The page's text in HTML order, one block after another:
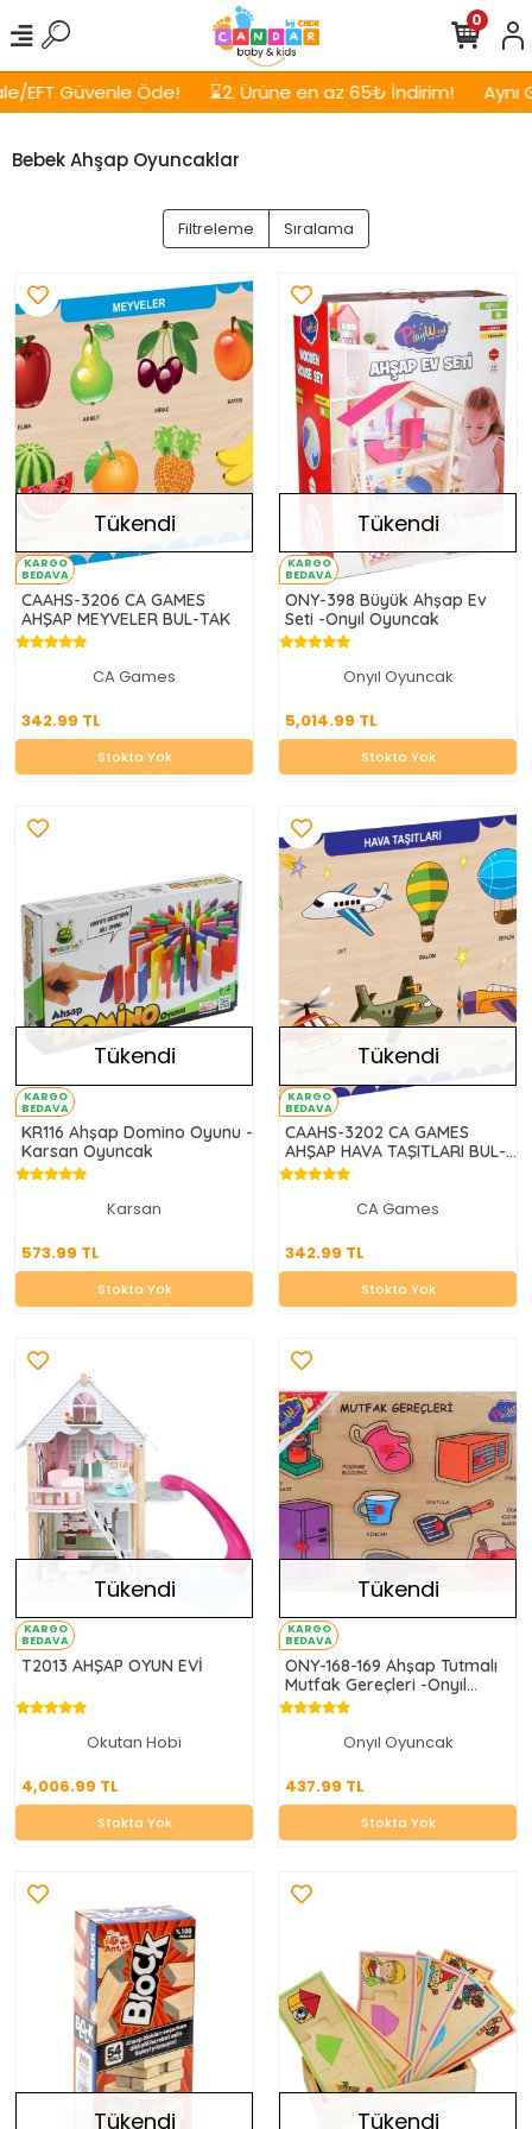
Öde! ⌛2. Ürüne en az 65₺ İndirim! Aynı Gün,
0
Bebek Ahşap Oyuncaklar
Filtreleme Sıralama
KARGO
BEDAVA
Tükendi
CAAHS-3206 CA GAMES
AHŞAP MEYVELER BUL-TAK
CA Games
342.99 TL
342.99 TL
Stokta Yok
KARGO
BEDAVA
Tükendi
ONY-398 Büyük Ahşap Ev
Seti -Onyıl Oyuncak
Onyıl Oyuncak
5,014.99 TL
5,014.99 TL
Stokta Yok
Stokta Yok
KARGO
BEDAVA
Tükendi
KR116 Ahşap Domino Oyunu -
Karsan Oyuncak
Karsan
573.99 TL
573.99 TL
Stokta Yok
KARGO
BEDAVA
Tükendi
CAAHS-3202 CA GAMES
AHŞAP HAVA TAŞITLARI BUL-
TAK
CA Games
342.99 TL
342.99 TL
Stokta Yok
KARGO
BEDAVA
Tükendi
T2013 AHŞAP OYUN EVİ
Okutan Hobi
4,006.99 TL
4,006.99 TL
Stokta Yok
Stokta Yok
KARGO
BEDAVA
Tükendi
ONY-168-169 Ahşap Tutmalı
Mutfak Gereçleri -Onyıl
Oyuncak
Onyıl Oyuncak
437.99 TL
437.99 TL
Stokta Yok
Tükendi Tükendi